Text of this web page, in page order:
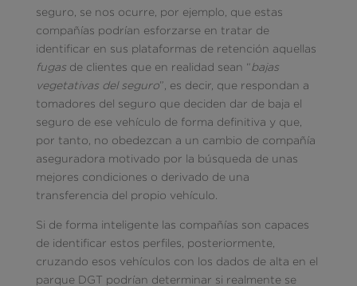
seguro, se nos ocurre, por ejemplo, que estas
compañías podrían esforzarse en tratar de
identificar en sus plataformas de retención aquellas
fugasde clientes que en realidad sean “ bajas
vegetativas del seguro”, es decir, que respondan a
tomadores del seguro que deciden dar de baja el
seguro de ese vehículo de forma definitiva y que,
por tanto, no obedezcan a un cambio de compañía
aseguradora motivado por la búsqueda de unas
mejores condiciones o derivado de una
transferencia del propio vehículo.
Si de forma inteligente las compañías son capaces
de identificar estos perfiles, posteriormente,
cruzando esos vehículos con los dados de alta en el
parque DGT podrían determinar si realmente se